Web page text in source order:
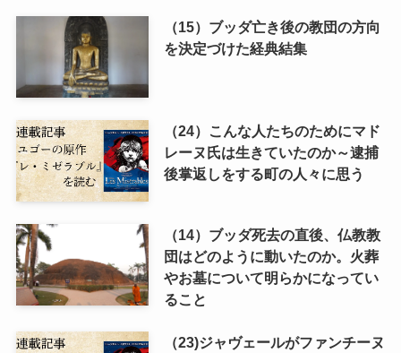
（15）ブッダ亡き後の教団の方向
を決定づけた経典結集
（24）こんな人たちのためにマド
レーヌ氏は生きていたのか～逮捕
後掌返しをする町の人々に思う
（14）ブッダ死去の直後、仏教教
団はどのように動いたのか。火葬
やお墓について明らかになってい
ること
（23)ジャヴェールがファンチーヌ